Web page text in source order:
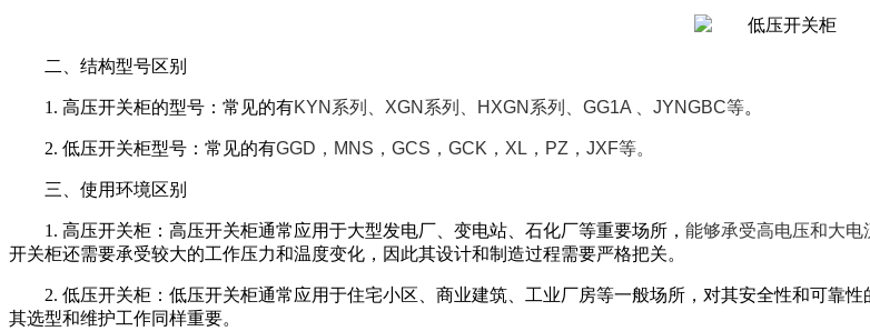
二、结构型号区别
1. 高压开关柜的型号：常见的有KYN系列、XGN系列 HXGN系列 GG1A JYNGBC等。
2. 低压开关柜型号 ： 常见的有GGD，MNS，GCS，GCK，XL，PZ，JXF等。
三、使用环境区别
1. 高压开关柜：高压开关柜通常应用于大型发电厂、变电站、石化厂等重要场所， 能够承受高电压和大电
开关柜还需要承受较大的工作压力和温度变化，因此其设计和制造过程需要严格把关。
2. 低压开关柜：低压开关柜通常应用于住宅小区、商业建筑、工业厂房等一般场所，对其安全性和可靠
其选型和维护工作同样重要。